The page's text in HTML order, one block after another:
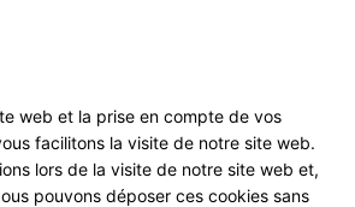
web et la prise en compte de vos
facilitons la visite de notre site web.
lors de la visite de notre site web et,
pouvons déposer ces cookies sans